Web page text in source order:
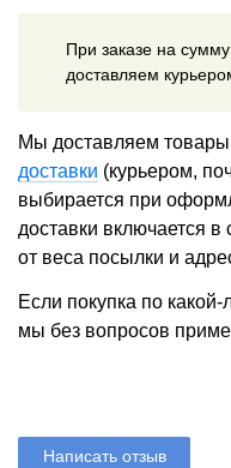
При заказе на
доставляем
Мы доставляем
доставки (курьером,
выбирается при
доставки включается в
от веса посылки и
Если покупка по
мы без вопросов
Написать отзыв